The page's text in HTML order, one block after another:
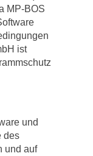
MP-BOS
ist
und
des
und auf